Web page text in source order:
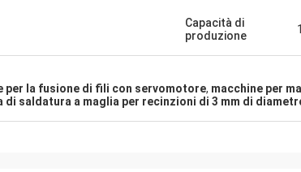
Capacità di
produzione
per la fusione di fili con servomotore, macchine per
di saldatura a maglia per recinzioni di 3 mm di